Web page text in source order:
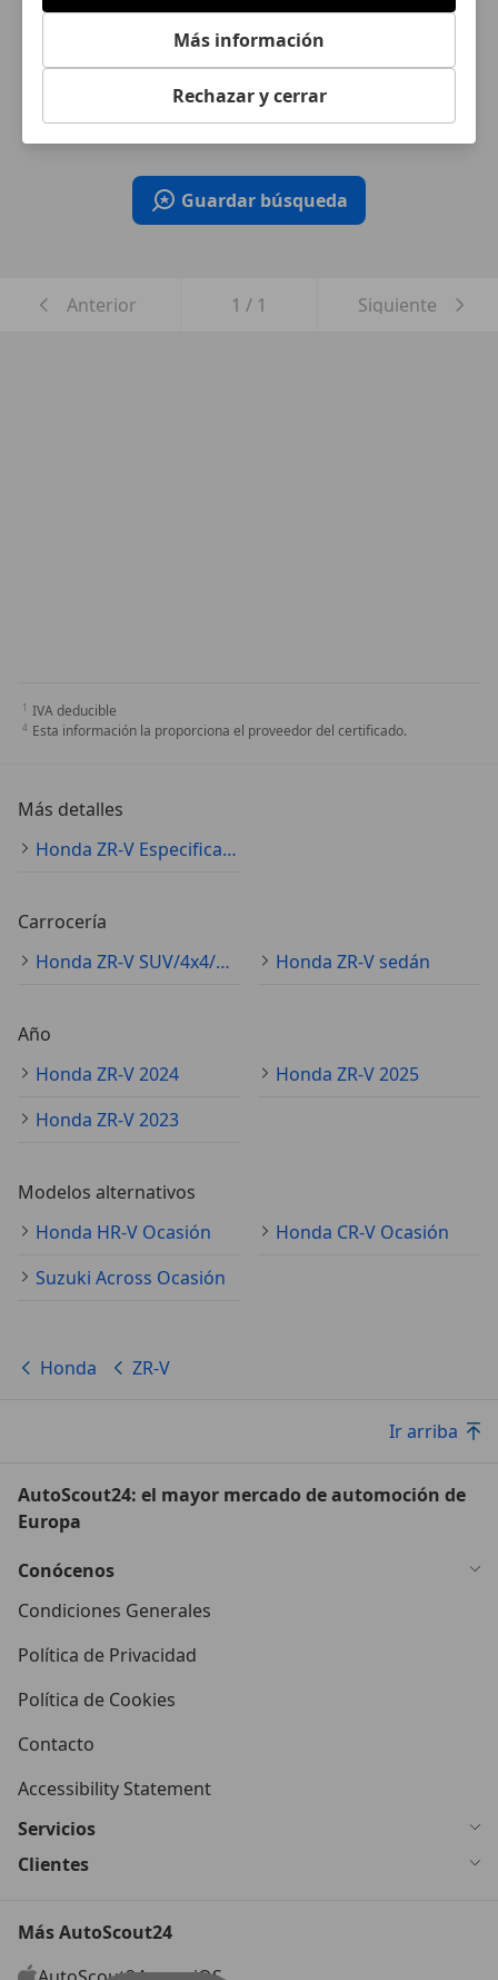
automáticamente sobre vehículos
nuevos para su búsqueda?
Guardar búsqueda
Anterior 1 / 1 Siguiente
IVA deducible
Esta información la proporciona el proveedor del certificado.
Más detalles
Honda ZR-V Especificaciones técnicas
Carrocería
Honda ZR-V SUV/4x4/pickup
Honda ZR-V sedán
Año
Honda ZR-V 2024
Honda ZR-V 2025
Honda ZR-V 2023
Modelos alternativos
Honda HR-V Ocasión
Honda CR-V Ocasión
Suzuki Across Ocasión
Honda ZR-V
Ir arriba
AutoScout24: el mayor mercado de automoción de
Europa
Conócenos
Condiciones Generales
Política de Privacidad
Política de Cookies
Contacto
Accessibility Statement
Servicios
Clientes
Más AutoScout24
Más información
Rechazar y cerrar